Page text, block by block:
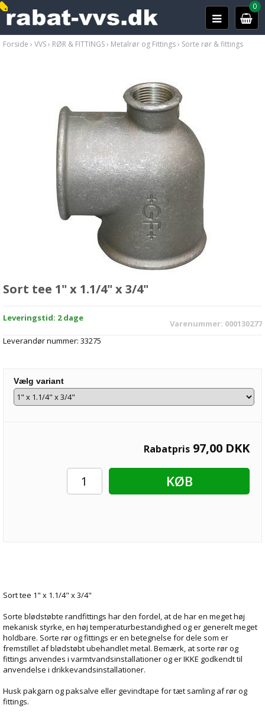
0
Forside › VVS› RØR & FITTINGS› Metalrør og Fittings› Sorte rør & fittings
Sort tee 1" x 1.1/4" x 3/4"
Leveringstid: 2 dage
Varenummer: 000130277
Leverandør nummer: 33275
Vælg variant
Rabatpris 97,00 DKK
KØB
Sort tee 1" x 1.1/4" x 3/4"
Sorte blødstøbte randfittings har den fordel, at de har en meget høj
mekanisk styrke, en høj temperaturbestandighed og er generelt meget
holdbare. Sorte rør og fittings er en betegnelse for dele som er
fremstillet af blødstøbt ubehandlet metal. Bemærk, at sorte rør og
fittings anvendes i varmtvandsinstallationer og er IKKE godkendt til
anvendelse i drikkevandsinstallationer.
Husk pakgarn og paksalve eller gevindtape for tæt samling af rør og
fittings.